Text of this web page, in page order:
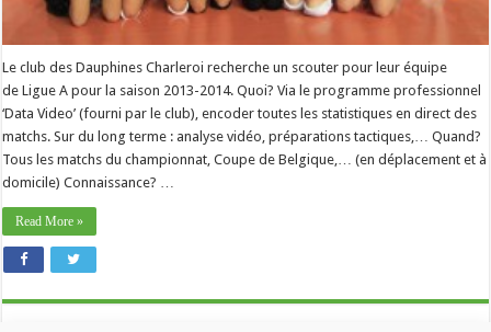
Le club des Dauphines Charleroi recherche un scouter pour leur équipe
de Ligue A pour la saison 2013-2014. Quoi? Via le programme professionnel
‘Data Video’ (fourni par le club), encoder toutes les statistiques en direct des
matchs. Sur du long terme : analyse vidéo, préparations tactiques,… Quand?
Tous les matchs du championnat, Coupe de Belgique,… (en déplacement et à
domicile) Connaissance? …
Read More »